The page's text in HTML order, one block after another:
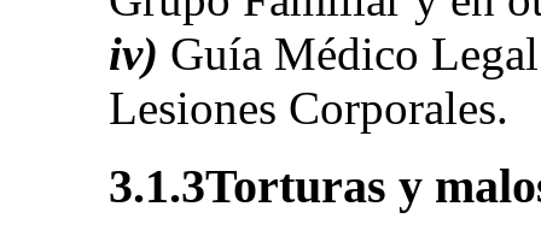
iv) Guía Médico
Lesiones Corporales.
3.1.3Torturas y